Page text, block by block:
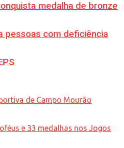
medalha de bronze
pessoas com deficiência